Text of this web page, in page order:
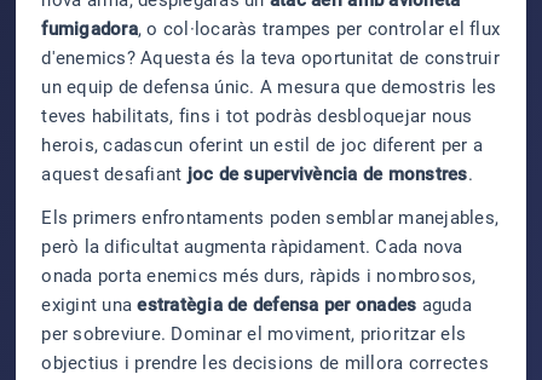
fumigadora, o col·locaràs trampes per controlar el flux
d'enemics? Aquesta és la teva oportunitat de construir
un equip de defensa únic. A mesura que demostris les
teves habilitats, fins i tot podràs desbloquejar nous
herois, cadascun oferint un estil de joc diferent per a
aquest desafiant joc de supervivència de monstres.
Els primers enfrontaments poden semblar manejables,
però la dificultat augmenta ràpidament. Cada nova
onada porta enemics més durs, ràpids i nombrosos,
exigint unaestratègia de defensa per onades aguda
per sobreviure. Dominar el moviment, prioritzar els
objectius i prendre les decisions de millora correctes